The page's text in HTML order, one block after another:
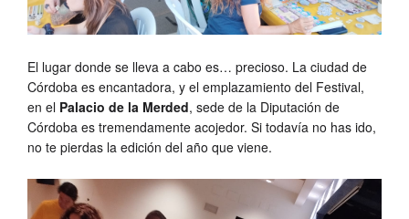
El lugar donde se lleva a cabo es… precioso. La ciudad de
Córdoba es encantadora, y el emplazamiento del Festival,
en el Palacio de la Merded, sede de la Diputación de
Córdoba es tremendamente acojedor. Si todavía no has ido,
no te pierdas la edición del año que viene.